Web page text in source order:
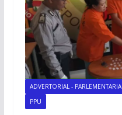
ADVERTORIAL - PARLEMENTARIA
PPU